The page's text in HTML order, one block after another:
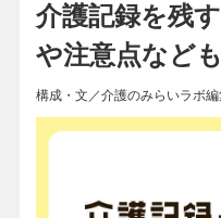
介護記録を残
や注意点など
構成・文／介護のみらいラボ